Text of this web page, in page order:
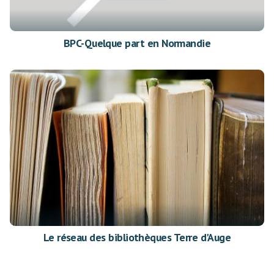
BPC-Quelque part en Normandie
Le réseau des bibliothèques Terre d'Auge